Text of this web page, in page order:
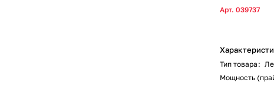
Арт.039737
Тип товара :
Мощность